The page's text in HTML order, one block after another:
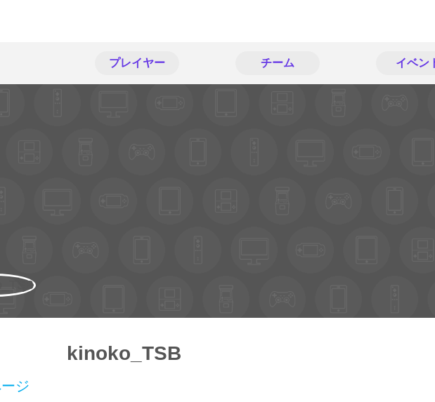
プレイヤー チーム イベン
kinoko_TSB
ジ